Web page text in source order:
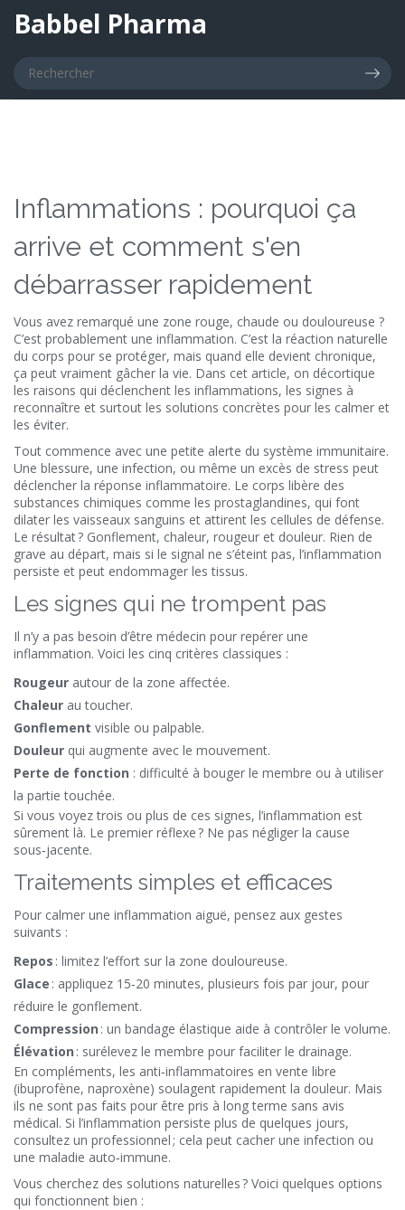
Babbel Pharma
Inflammations : pourquoi ça
arrive et comment s'en
débarrasser rapidement
Vous avez remarqué une zone rouge, chaude ou douloureuse ?
C’est probablement une inflammation. C’est la réaction naturelle
du corps pour se protéger, mais quand elle devient chronique,
ça peut vraiment gâcher la vie. Dans cet article, on décortique
les raisons qui déclenchent les inflammations, les signes à
reconnaître et surtout les solutions concrètes pour les calmer et
les éviter.
Tout commence avec une petite alerte du système immunitaire.
Une blessure, une infection, ou même un excès de stress peut
déclencher la réponse inflammatoire. Le corps libère des
substances chimiques comme les prostaglandines, qui font
dilater les vaisseaux sanguins et attirent les cellules de défense.
Le résultat ? Gonflement, chaleur, rougeur et douleur. Rien de
grave au départ, mais si le signal ne s’éteint pas, l’inflammation
persiste et peut endommager les tissus.
Les signes qui ne trompent pas
Il n’y a pas besoin d’être médecin pour repérer une
inflammation. Voici les cinq critères classiques :
Rougeur autour de la zone affectée.
Chaleur au toucher.
Gonflement visible ou palpable.
Douleur qui augmente avec le mouvement.
Perte de fonction : difficulté à bouger le membre ou à utiliser
la partie touchée.
Si vous voyez trois ou plus de ces signes, l’inflammation est
sûrement là. Le premier réflexe ? Ne pas négliger la cause
sous‑jacente.
Traitements simples et efficaces
Pour calmer une inflammation aiguë, pensez aux gestes
suivants :
Repos : limitez l’effort sur la zone douloureuse.
Glace : appliquez 15‑20 minutes, plusieurs fois par jour, pour
réduire le gonflement.
Compression : un bandage élastique aide à contrôler le volume.
Élévation : surélevez le membre pour faciliter le drainage.
En compléments, les anti‑inflammatoires en vente libre
(ibuprofène, naproxène) soulagent rapidement la douleur. Mais
ils ne sont pas faits pour être pris à long terme sans avis
médical. Si l’inflammation persiste plus de quelques jours,
consultez un professionnel ; cela peut cacher une infection ou
une maladie auto‑immune.
Vous cherchez des solutions naturelles ? Voici quelques options
qui fonctionnent bien :